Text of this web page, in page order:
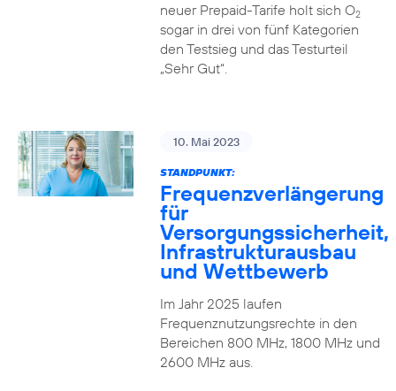
neuer Prepaid-Tarife holt sich O2
sogar in drei von fünf Kategorien
den Testsieg und das Testurteil
„Sehr Gut“.
10. Mai 2023
STANDPUNKT:
Frequenzverlängerung
für
Versorgungssicherheit,
Infrastrukturausbau
und Wettbewerb
Im Jahr 2025 laufen
Frequenznutzungsrechte in den
Bereichen 800 MHz, 1800 MHz und
2600 MHz aus.